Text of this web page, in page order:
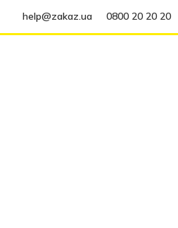
help@zakaz.ua 0800 20 20 20